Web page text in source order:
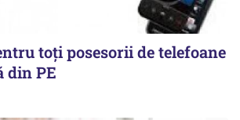
toți posesorii de telefoane
din PE